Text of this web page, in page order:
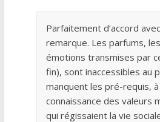
Parfaitement d’accord
remarque. Les parfums,
émotions transmises par
fin), sont inaccessibles au profane à qui
manquent les pré-requis, à
connaissance des valeurs
qui régissaient la vie